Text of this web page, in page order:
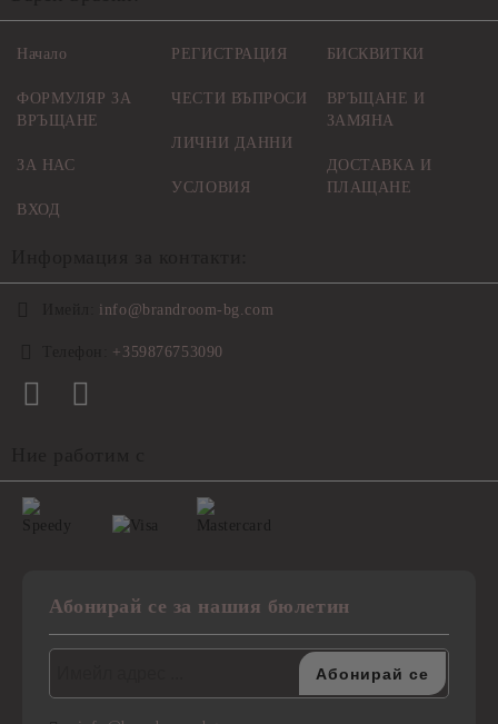
Начало
ФОРМУЛЯР ЗА
ВРЪЩАНЕ
ЗА НАС
ВХОД
РЕГИСТРАЦИЯ
ЧЕСТИ ВЪПРОСИ
ЛИЧНИ ДАННИ
УСЛОВИЯ
БИСКВИТКИ
ВРЪЩАНЕ И
ЗАМЯНА
ДОСТАВКА И
ПЛАЩАНЕ
info@brandroom-bg.com
+359876753090
Абонирай се за нашия бюлетин